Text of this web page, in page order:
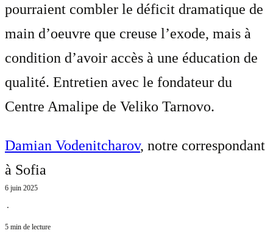
pourraient combler le déficit dramatique de
main d’oeuvre que creuse l’exode, mais à
condition d’avoir accès à une éducation de
qualité. Entretien avec le fondateur du
Centre Amalipe de Veliko Tarnovo.
Damian Vodenitcharov, notre correspondant
à Sofia
6 juin 2025
⋅
5 min de lecture